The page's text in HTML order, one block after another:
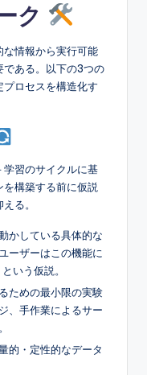
ク
情報から実行可能
である。以下の3つの
ロセスを構造化す
学習のサイクルに基
構築する前に仮説
る。
かしている具体的な
ーザーはこの機能に
いう仮説。
ための最小限の実験
、手作業によるサー
的・定性的なデータ